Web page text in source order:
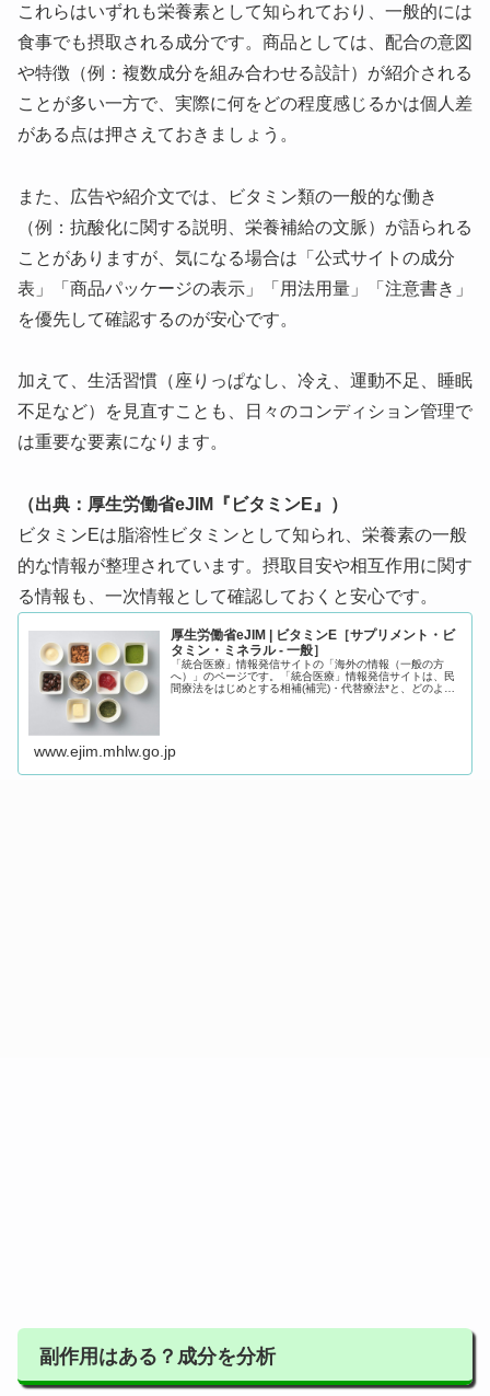
これらはいずれも栄養素として知られており、一般的には
食事でも摂取される成分です。商品としては、配合の意図
や特徴（例：複数成分を組み合わせる設計）が紹介される
ことが多い一方で、実際に何をどの程度感じるかは個人差
がある点は押さえておきましょう。
また、広告や紹介文では、ビタミン類の一般的な働き
（例：抗酸化に関する説明、栄養補給の文脈）が語られる
ことがありますが、気になる場合は「公式サイトの成分
表」「商品パッケージの表示」「用法用量」「注意書き」
を優先して確認するのが安心です。
加えて、生活習慣（座りっぱなし、冷え、運動不足、睡眠
不足など）を見直すことも、日々のコンディション管理で
は重要な要素になります。
（出典：厚生労働省eJIM『ビタミンE』）
ビタミンEは脂溶性ビタミンとして知られ、栄養素の一般
的な情報が整理されています。摂取目安や相互作用に関す
る情報も、一次情報として確認しておくと安心です。
厚生労働省eJIM | ビタミンE［サプリメント・ビ
タミン・ミネラル - 一般］
「統合医療」情報発信サイトの「海外の情報（一般の方
へ）」のページです。「統合医療」情報発信サイトは、民
間療法をはじめとする相補(補完)・代替療法*と、どのよう
www.ejim.mhlw.go.jp
副作用はある？成分を分析